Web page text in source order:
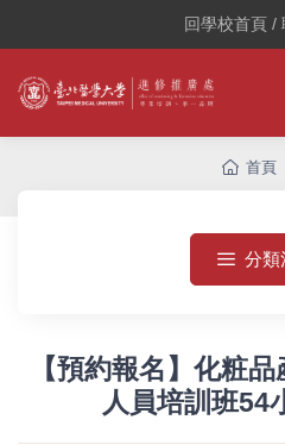
回學校首頁 /
首頁
分類
【預約報名】化粧
人員培訓班54